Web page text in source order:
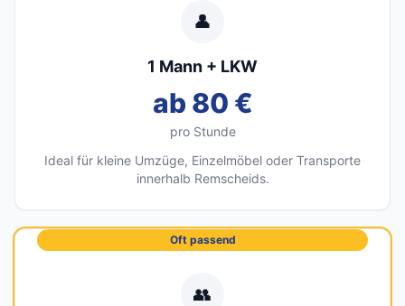
👤
1 Mann + LKW
ab 80 €
pro Stunde
Ideal für kleine Umzüge, Einzelmöbel oder Transporte
innerhalb Remscheids.
Oft passend
👥